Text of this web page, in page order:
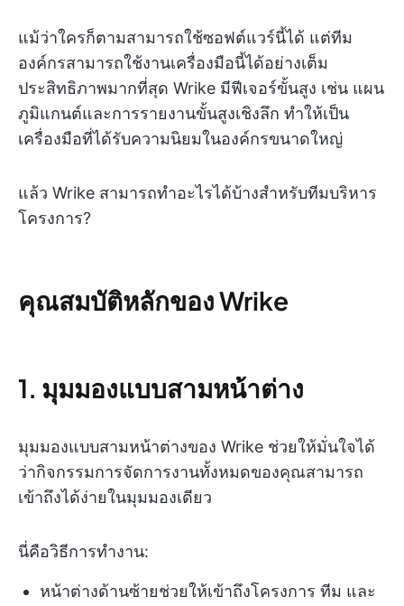
แม้ว่าใครก็ตามสามารถใช้ซอฟต์แวร์นี้ได้ แต่ทีม
องค์กรสามารถใช้งานเครื่องมือนี้ได้อย่างเต็ม
ประสิทธิภาพมากที่สุด Wrike มีฟีเจอร์ขั้นสูง เช่น แผน
ภูมิแกนต์และการรายงานขั้นสูงเชิงลึก ทำให้เป็น
เครื่องมือที่ได้รับความนิยมในองค์กรขนาดใหญ่
แล้ว Wrike สามารถทำอะไรได้บ้างสำหรับทีมบริหาร
โครงการ?
คุณสมบัติหลักของ Wrike
1. มุมมองแบบสามหน้าต่าง
มุมมองแบบสามหน้าต่างของ Wrike ช่วยให้มั่นใจได้
ว่ากิจกรรมการจัดการงานทั้งหมดของคุณสามารถ
เข้าถึงได้ง่ายในมุมมองเดียว
นี่คือวิธีการทำงาน:
หน้าต่างด้านซ้ายช่วยให้เข้าถึงโครงการ ทีม และ